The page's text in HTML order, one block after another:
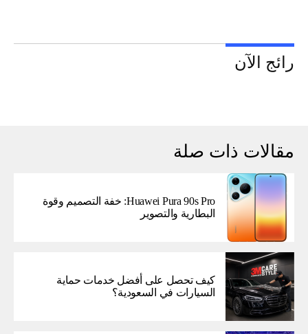
رائج الآن
مقالات ذات صلة
Huawei Pura 90s Pro: خفة التصميم وقوة
البطارية والتصوير
كيف تحصل على أفضل خدمات حماية
السيارات في السعودية؟